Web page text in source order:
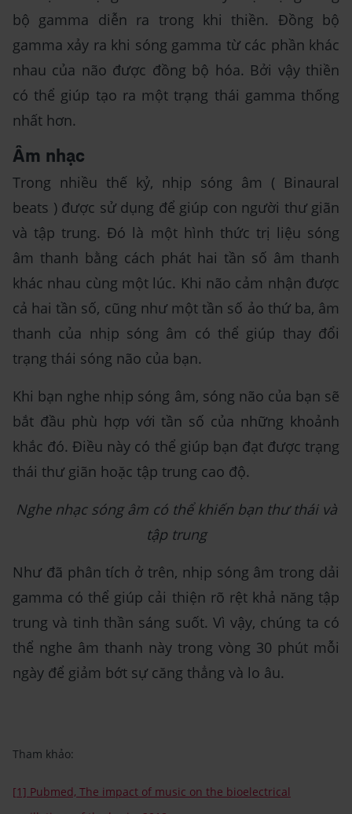
bộ gamma diễn ra trong khi thiền. Đồng bộ
gamma xảy ra khi sóng gamma từ các phần khác
nhau của não được đồng bộ hóa. Bởi vậy thiền
có thể giúp tạo ra một trạng thái gamma thống
nhất hơn.
Âm nhạc
Trong nhiều thế kỷ, nhịp sóng âm ( Binaural
beats ) được sử dụng để giúp con người thư giãn
và tập trung. Đó là một hình thức trị liệu sóng
âm thanh bằng cách phát hai tần số âm thanh
khác nhau cùng một lúc. Khi não cảm nhận được
cả hai tần số, cũng như một tần số ảo thứ ba, âm
thanh của nhịp sóng âm có thể giúp thay đổi
trạng thái sóng não của bạn.
Khi bạn nghe nhịp sóng âm, sóng não của bạn sẽ
bắt đầu phù hợp với tần số của những khoảnh
khắc đó. Điều này có thể giúp bạn đạt được trạng
thái thư giãn hoặc tập trung cao độ.
Nghe nhạc sóng âm có thể khiến bạn thư thái và
tập trung
Như đã phân tích ở trên, nhịp sóng âm trong dải
gamma có thể giúp cải thiện rõ rệt khả năng tập
trung và tinh thần sáng suốt. Vì vậy, chúng ta có
thể nghe âm thanh này trong vòng 30 phút mỗi
ngày để giảm bớt sự căng thẳng và lo âu.
Tham khảo:
[1] Pubmed, The impact of music on the bioelectrical